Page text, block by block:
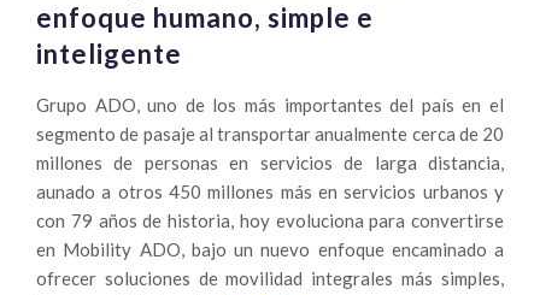
enfoque humano, simple e
inteligente
Grupo ADO, uno de los más importantes del país en el
segmento de pasaje al transportar anualmente cerca de 20
millones de personas en servicios de larga distancia,
aunado a otros 450 millones más en servicios urbanos y
con 79 años de historia, hoy evoluciona para convertirse
en Mobility ADO, bajo un nuevo enfoque encaminado a
ofrecer soluciones de movilidad integrales más simples,